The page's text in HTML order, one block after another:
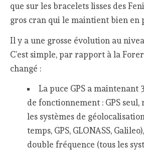
que sur les bracelets lisses des
gros cran qui le maintient bien en
Il y a une grosse évolution au
C’est simple, par rapport à la
changé :
La puce GPS a maintenant
de fonctionnement : GPS seul,
les systèmes de
temps, GPS, GLONASS,
double fréquence (tous les